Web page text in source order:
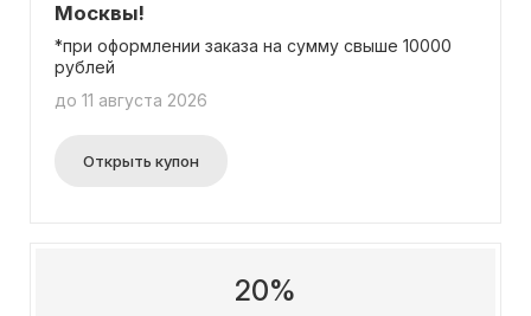
Москвы!
*при оформлении заказа на сумму свыше 10000
рублей
до 11 августа 2026
Открыть купон
20%